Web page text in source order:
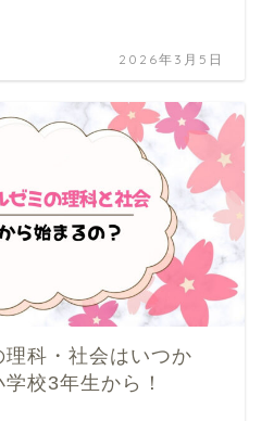
2026年3月5日
科・社会はいつか
校3年生から！